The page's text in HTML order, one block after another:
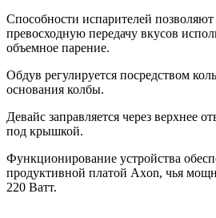
Способности испарителей позволяют
превосходную передачу вкусов
объемное парение.
Обдув регулируется посредством
основания колбы.
Девайс заправляется через верхнее
под крышкой.
Функционирование устройства
продуктивной платой Axon, чья
220 Ватт.